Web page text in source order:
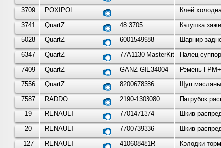
3709
POXIPOL
Клей
3741
QuartZ 48.3705
Катушка
5028
QuartZ 6001549988
Шарнир
6347
QuartZ 77A1130 MasterKit
Палец
7409
QuartZ GANZ GIE34004
Ремень
7556
QuartZ 8200678386
Щуп
7587
RADDO 2190-1303080
Патрубок
19
RENAULT 7701471374
Шкив
20
RENAULT 7700739336
Шкив
127
RENAULT 410608481R
Колодки